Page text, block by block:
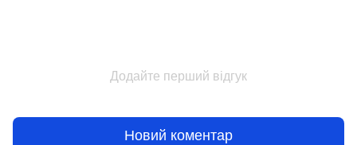
Додайте перший відгук
Новий коментар